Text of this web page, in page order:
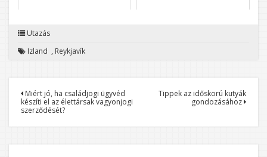
Utazás
Izland , Reykjavík
Bejegyzés
navigáció
Miért jó, ha családjogi ügyvéd
készíti el az élettársak vagyonjogi
szerződését?
Tippek az időskorú kutyák
gondozásához